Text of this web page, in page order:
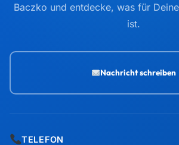
Baczko und entdecke, was für
ist.
Nachricht schreiben
TELEFON